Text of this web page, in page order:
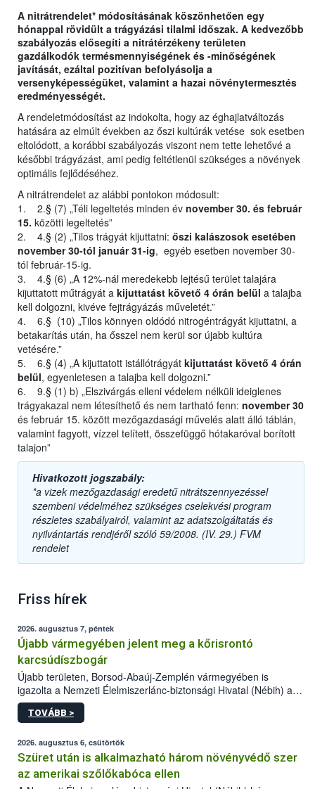
A nitrátrendelet* módosításának köszönhetően egy
hónappal rövidült a trágyázási tilalmi időszak. A kedvezőbb
szabályozás elősegíti a nitrátérzékeny területen
gazdálkodók termésmennyiségének és -minőségének
javítását, ezáltal pozitívan befolyásolja a
versenyképességüket, valamint a hazai növénytermesztés
eredményességét.
A rendeletmódosítást az indokolta, hogy az éghajlatváltozás
hatására az elmúlt években az őszi kultúrák vetése sok esetben
eltolódott, a korábbi szabályozás viszont nem tette lehetővé a
későbbi trágyázást, ami pedig feltétlenül szükséges a növények
optimális fejlődéséhez.
A nitrátrendelet az alábbi pontokon módosult:
1. 2.§ (7) „Téli legeltetés minden év november 30. és február
15. közötti legeltetés”
2. 4.§ (2) „Tilos trágyát kijuttatni: őszi kalászosok esetében
november 30-tól január 31-ig, egyéb esetben november 30-
tól február-15-ig.
3. 4.§ (6) „A 12%-nál meredekebb lejtésű terület talajára
kijuttatott műtrágyát a kijuttatást követő 4 órán belül a talajba
kell dolgozni, kivéve fejtrágyázás műveletét.”
4. 6.§ (10) „Tilos könnyen oldódó nitrogéntrágyát kijuttatni, a
betakarítás után, ha ősszel nem kerül sor újabb kultúra
vetésére.”
5. 6.§ (4) „A kijuttatott istállótrágyát kijuttatást követő 4 órán
belül, egyenletesen a talajba kell dolgozni.”
6. 9.§ (1) b) „Elszivárgás elleni védelem nélküli ideiglenes
trágyakazal nem létesíthető és nem tartható fenn: november 30
és február 15. között mezőgazdasági művelés alatt álló táblán,
valamint fagyott, vízzel telített, összefüggő hótakaróval borított
talajon”
Hivatkozott jogszabály:
*a vizek mezőgazdasági eredetű nitrátszennyezéssel
szembeni védelméhez szükséges cselekvési program
részletes szabályairól, valamint az adatszolgáltatás és
nyilvántartás rendjéről szóló 59/2008. (IV. 29.) FVM
rendelet
Friss hírek
2026. augusztus 7, péntek
Újabb vármegyében jelent meg a kőrisrontó
karcsúdíszbogár
Újabb területen, Borsod-Abaúj-Zemplén vármegyében is
igazolta a Nemzeti Élelmiszerlánc-biztonsági Hivatal (Nébih) a
kőrisrontó karcsúdíszbogár (Agrilus planipennis) jelenlétét. A
kártevőt nem csak színcsapdában találták meg, de már fertőzött
az intenzív felderítést, emellett az intézkedéseket a szlovák
hatósággal is összehangolják a terjedés megállítása érdekében.
TOVÁBB >
2026. augusztus 6, csütörtök
Szüret után is alkalmazható három növényvédő szer
az amerikai szőlőkabóca ellen